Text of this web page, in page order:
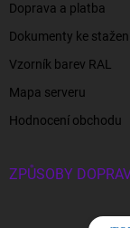
Doprava a platba
Dokumenty ke
Vzorník barev RAL
Mapa serveru
Hodnocení obchodu
ZPŮSOBY